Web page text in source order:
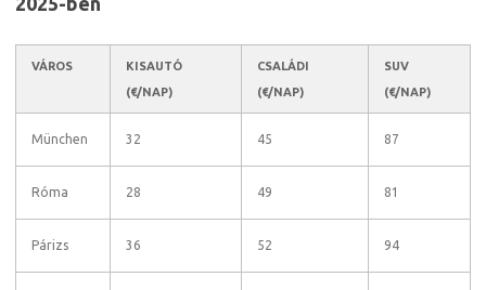
VÁROS
KISAUTÓ
(€/NAP)
CSALÁDI
(€/NAP)
SUV
(€/NAP)
München 32 45 87
Róma 28 49 81
Párizs 36 52 94